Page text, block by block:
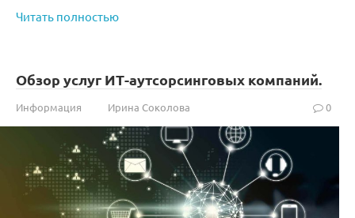
Читать полностью
Обзор услуг ИТ-аутсорсинговых компаний.
Информация Ирина Соколова 0